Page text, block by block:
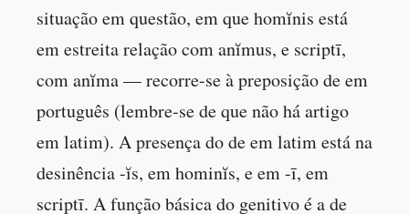
situação em questão, em que homĭnis está
em estreita relação com anĭmus, e scriptī,
com anĭma — recorre-se à preposição de em
português (lembre-se de que não há artigo
em latim). A presença do de em latim está na
desinência -ĭs, em hominĭs, e em -ī, em
scriptī. A função básica do genitivo é a de